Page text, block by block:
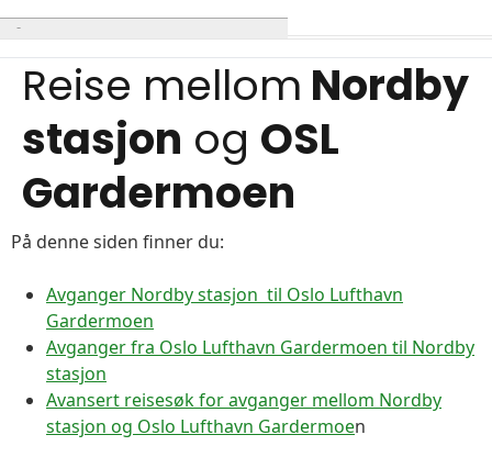
Reise mellom Nordby
stasjon og OSL
Gardermoen
På denne siden finner du:
Avganger Nordby stasjon til Oslo Lufthavn
Gardermoen
Avganger fra Oslo Lufthavn Gardermoen til Nordby
stasjon
Avansert reisesøk for avganger mellom Nordby
stasjon og Oslo Lufthavn Gardermoen